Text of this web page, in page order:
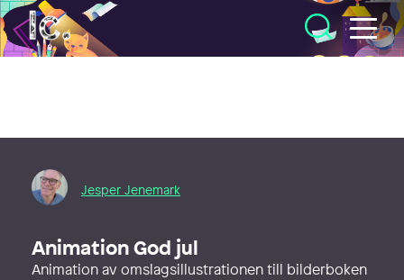
Illustratörcentrum
Jesper Jenemark
Animation God jul
Animation av omslagsillustrationen till bilderboken